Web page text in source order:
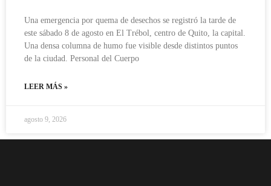
Una emergencia por quema de desechos se registró la tarde de
este sábado 8 de agosto en El Trébol, centro de Quito, la capital.
Una densa columna de humo fue visible desde distintos puntos
de la ciudad. Personal del Cuerpo
LEER MÁS »
agosto 9, 2026